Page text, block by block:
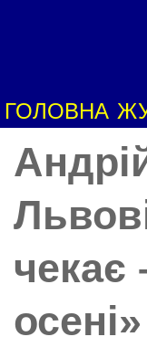
ГОЛОВНА
чекає
осені»